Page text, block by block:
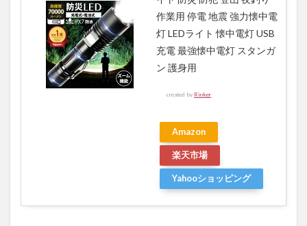
作業用 停電 地震 強力懐中電
灯 LEDライト 懐中電灯 USB
充電 最強懐中電灯 スタンガ
ン 護身用
created by Rinker
Amazon
楽天市場
Yahooショッピング